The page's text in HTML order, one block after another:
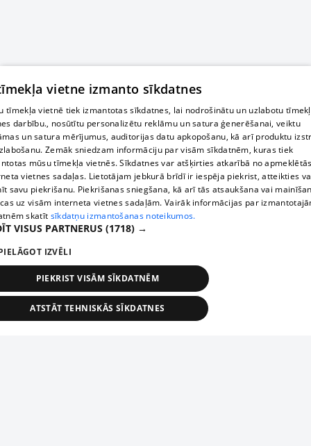
vietne izmanto sīkdatnes
tīmekļa vietnē tiek izmantotas sīkdatnes, lai nodrošinātu un uzlabotu
darbību., nosūtītu personalizētu reklāmu un satura ģenerēšanai, veiktu
un satura mērījumus, auditorijas datu apkopošanu, kā arī produktu
Zemāk sniedzam informāciju par visām sīkdatnēm, kuras tiek
mūsu tīmekļa vietnēs. Sīkdatnes var atšķirties atkarībā no
vietnes sadaļas. Lietotājam jebkurā brīdī ir iespēja piekrist, atteikties
savu piekrišanu. Piekrišanas sniegšana, kā arī tās atsaukšana vai
uz visām interneta vietnes sadaļām. Vairāk informācijas par
skatīt sīkdatņu izmantošanas noteikumos.
VISUS PARTNERUS (1718) →
IZVĒLI
PIEKRIST VISĀM SĪKDATNĒM
ATSTĀT TEHNISKĀS SĪKDATNES